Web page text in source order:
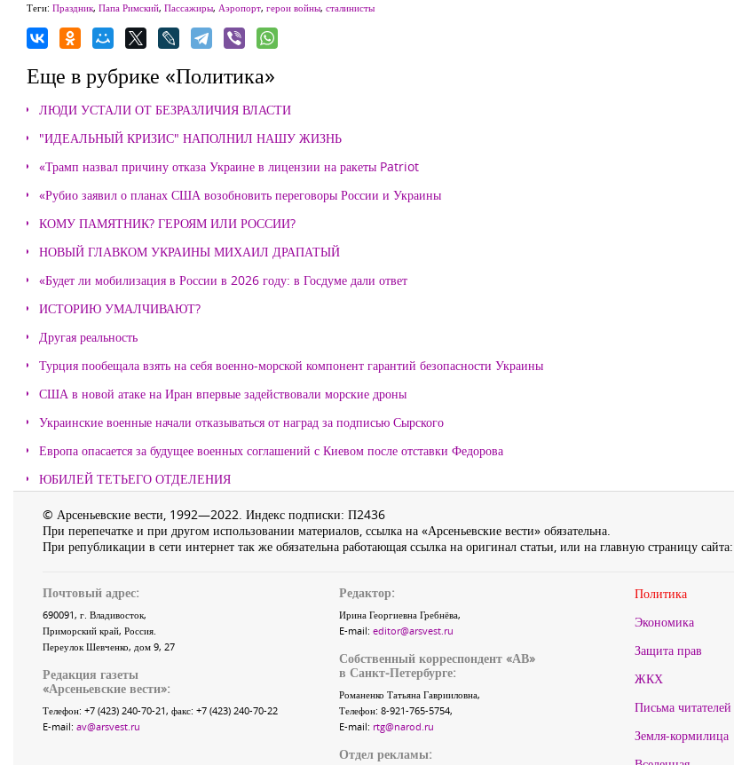
Теги: Праздник, Папа Римский, Пассажиры, Аэропорт, герои войны, сталинисты
Еще в рубрике «Политика»
ЛЮДИ УСТАЛИ ОТ БЕЗРАЗЛИЧИЯ ВЛАСТИ
"ИДЕАЛЬНЫЙ КРИЗИС" НАПОЛНИЛ НАШУ ЖИЗНЬ
«Трамп назвал причину отказа Украине в лицензии на ракеты Patriot
«Рубио заявил о планах США возобновить переговоры России и Украины
КОМУ ПАМЯТНИК? ГЕРОЯМ ИЛИ РОССИИ?
НОВЫЙ ГЛАВКОМ УКРАИНЫ МИХАИЛ ДРАПАТЫЙ
«Будет ли мобилизация в России в 2026 году: в Госдуме дали ответ
ИСТОРИЮ УМАЛЧИВАЮТ?
Другая реальность
Турция пообещала взять на себя военно-морской компонент гарантий безопасности Украины
США в новой атаке на Иран впервые задействовали морские дроны
Украинские военные начали отказываться от наград за подписью Сырского
Европа опасается за будущее военных соглашений с Киевом после отставки Федорова
ЮБИЛЕЙ ТЕТЬЕГО ОТДЕЛЕНИЯ
© Арсеньевские вести, 1992—2022. Индекс подписки: П2436
При перепечатке и при другом использовании материалов, ссылка на «Арсеньевские вести» обязательна.
При републикации в сети интернет так же обязательна работающая ссылка на оригинал статьи, или на главную страницу сайта:
Почтовый адрес:
690091, г. Владивосток,
Приморский край, Россия.
Переулок Шевченко, дом 9, 27
Редакция газеты
«Арсеньевские вести»:
Телефон: +7 (423) 240-70-21, факс: +7 (423) 240-70-22
E-mail: av@arsvest.ru
Редактор:
Ирина Георгиевна Гребнёва,
E-mail: editor@arsvest.ru
Собственный корреспондент «АВ»
в Санкт-Петербурге:
Романенко Татьяна Гаврииловна,
Телефон: 8-921-765-5754,
E-mail: rtg@narod.ru
Отдел рекламы:
Политика
Экономика
Защита прав
ЖКХ
Письма читателей
Земля-кормилица